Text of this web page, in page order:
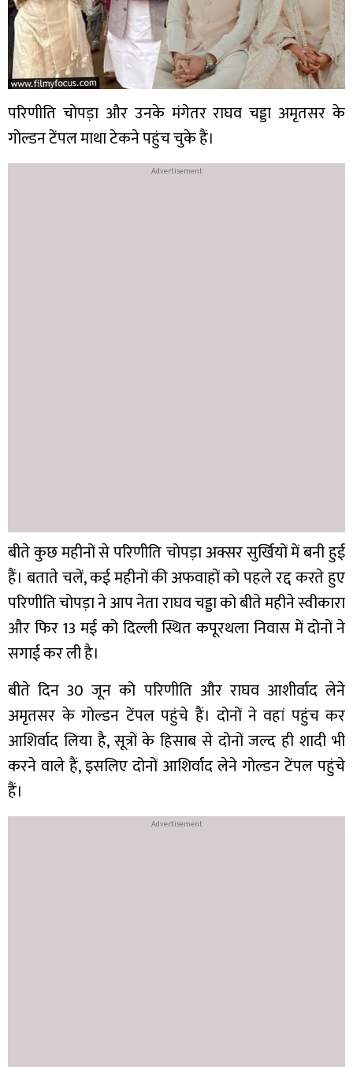
परिणीति चोपड़ा और उनके मंगेतर राघव चड्डा अमृतसर के
गोल्डन टेंपल माथा टेकने पहुंच चुके हैं।
बीते कुछ महीनों से परिणीति चोपड़ा अक्सर सुर्खियों में बनी हुई
हैं। बताते चलें, कई महीनों की अफवाहों को पहले रद्द करते हुए
परिणीति चोपड़ा ने आप नेता राघव चड्डा को बीते महीने स्वीकारा
और फिर 13 मई को दिल्ली स्थित कपूरथला निवास में दोनों ने
सगाई कर ली है।
बीते दिन 30 जून को परिणीति और राघव आशीर्वाद लेने
अमृतसर के गोल्डन टेंपल पहुंचे हैं। दोनों ने वहां पहुंच कर
आशिर्वाद लिया है, सूत्रों के हिसाब से दोनों जल्द ही शादी भी
करने वाले हैं, इसलिए दोनों आशिर्वाद लेने गोल्डन टेंपल पहुंचे
हैं।